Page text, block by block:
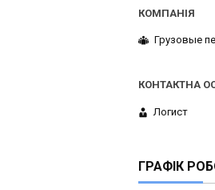
Грузовые
Логист
ГРАФІК